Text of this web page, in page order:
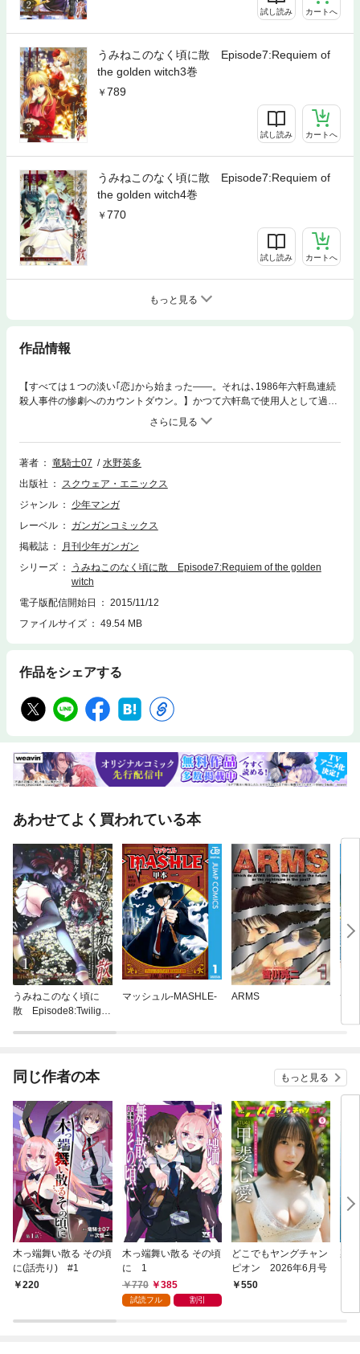
試し読み カートへ
うみねこのなく頃に散 Episode7:Requiem of
the golden witch3巻
789
試し読み カートへ
うみねこのなく頃に散 Episode7:Requiem of
the golden witch4巻
770
試し読み カートへ
もっと見る
作品情報
【すべては１つの淡い｢恋｣から始まった――。それは､1986年六軒島連続
殺人事件の惨劇へのカウントダウン。】かつて六軒島で使用人として過ご
していた、六軒島連続殺人事件の真犯人ヤス。やがて、その身を「魔女ベ
アトリーチェ」と変えた真犯人は、親友･紗音の淡い「恋」に気付く。そ
の恋は、二人の運命を大きく変え、遠からず起こる惨劇への引き金となる
のだった…。(C)竜騎士07／07th Expansion (C)2013 Eita Mizuno
著者 竜騎士07
水野英多
出版社
スクウェア・エニックス
ジャンル
少年マンガ
レーベル
ガンガンコミックス
掲載誌
月刊少年ガンガン
シリーズ
うみねこのなく頃に散 Episode7:Requiem of the golden
witch
電子版配信開始日
2015/11/12
ファイルサイズ
49.54 MB
作品をシェアする
あわせてよく買われている本
うみねこのなく頃に
散 Episode8:Twilight
マッシュル-MASHLE- ARMS サ
同じ作者の本 もっと見る
木っ端舞い散る その頃
に(話売り) #1
220
木っ端舞い散る その頃
に 1
770
385
試読フル 割引
どこでもヤングチャン
ピオン 2026年6月号
550
裏